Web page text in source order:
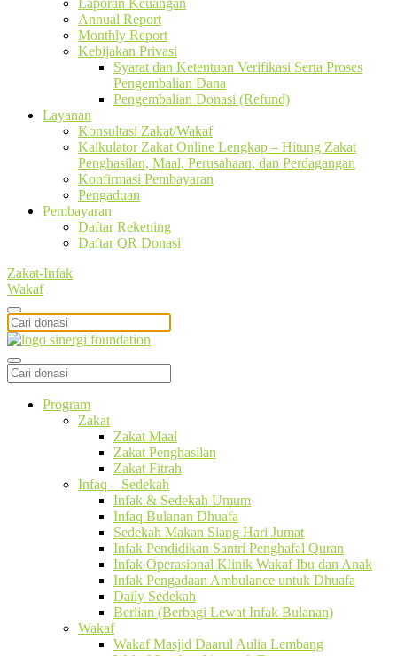
Laporan Keuangan
Annual Report
Monthly Report
Kebijakan Privasi
Syarat dan Ketentuan Verifikasi Serta Proses
Pengembalian Dana
Pengembalian Donasi (Refund)
Layanan
Konsultasi Zakat/Wakaf
Kalkulator Zakat Online Lengkap – Hitung Zakat
Penghasilan, Maal, Perusahaan, dan Perdagangan
Konfirmasi Pembayaran
Pengaduan
Pembayaran
Daftar Rekening
Daftar QR Donasi
Zakat-Infak
Wakaf
Program
Zakat
Zakat Maal
Zakat Penghasilan
Zakat Fitrah
Infaq – Sedekah
Infak & Sedekah Umum
Infaq Bulanan Dhuafa
Sedekah Makan Siang Hari Jumat
Infak Pendidikan Santri Penghafal Quran
Infak Operasional Klinik Wakaf Ibu dan Anak
Infak Pengadaan Ambulance untuk Dhuafa
Daily Sedekah
Berlian (Berbagi Lewat Infak Bulanan)
Wakaf
Wakaf Masjid Daarul Aulia Lembang